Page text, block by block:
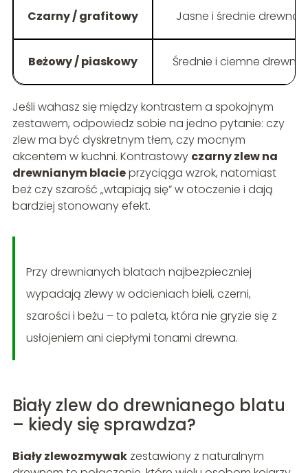
Czarny / grafitowy Jasne i średnie drewno
Beżowy / piaskowy Średnie i ciemne drewno
Jeśli wahasz się między kontrastem a spokojnym
zestawem, odpowiedz sobie na jedno pytanie: czy
zlew ma być dyskretnym tłem, czy mocnym
akcentem w kuchni. Kontrastowy czarny zlew na
drewnianym blacieprzyciąga wzrok, natomiast
beż czy szarość „wtapiają się” w otoczenie i dają
bardziej stonowany efekt.
Przy drewnianych blatach najbezpieczniej
wypadają zlewy w odcieniach bieli, czerni,
szarości i beżu – to paleta, która nie gryzie się z
usłojeniem ani ciepłymi tonami drewna.
Biały zlew do drewnianego blatu
– kiedy się sprawdza?
Biały zlewozmywakzestawiony z naturalnym